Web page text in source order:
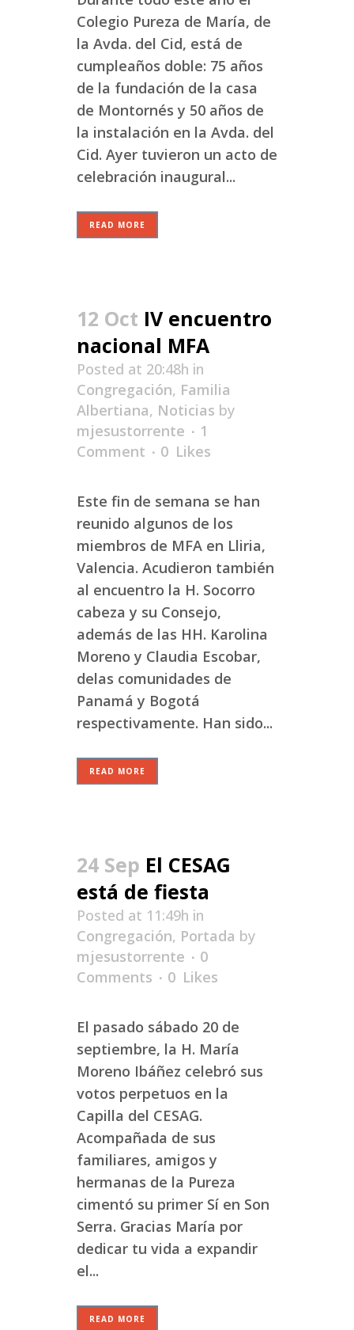
Colegio Pureza de María, de
la Avda. del Cid, está de
cumpleaños doble: 75 años
de la fundación de la casa
de Montornés y 50 años de
la instalación en la Avda. del
Cid. Ayer tuvieron un acto de
celebración inaugural...
READ MORE
12 Oct IV encuentro
nacional MFA
Posted at 20:48h in
Congregación, Familia
Albertiana, Noticias by
mjesustorrente
1
Comment
0 Likes
Este fin de semana se han
reunido algunos de los
miembros de MFA en Lliria,
Valencia. Acudieron también
al encuentro la H. Socorro
cabeza y su Consejo,
además de las HH. Karolina
Moreno y Claudia Escobar,
delas comunidades de
Panamá y Bogotá
respectivamente. Han sido...
READ MORE
24 Sep El CESAG
está de fiesta
Posted at 11:49h in
Congregación, Portada by
mjesustorrente
0
Comments
0 Likes
El pasado sábado 20 de
septiembre, la H. María
Moreno Ibáñez celebró sus
votos perpetuos en la
Capilla del CESAG.
Acompañada de sus
familiares, amigos y
hermanas de la Pureza
cimentó su primer Sí en Son
Serra. Gracias María por
dedicar tu vida a expandir
el...
READ MORE